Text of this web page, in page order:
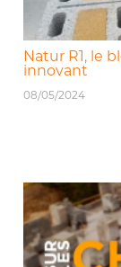
Natur R1, le
innovant
08/05/2024